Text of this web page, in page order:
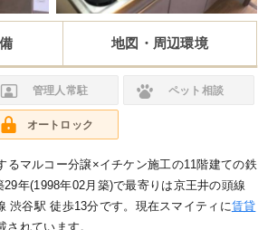
地図・周辺環境
管理人常駐 ペット相談
オートロック
るマルコー分譲×イチケン施工の11階建ての鉄
年(1998年02月築)で最寄りは京王井の頭線
渋谷駅 徒歩13分です。現在スマイティに賃貸
されています。